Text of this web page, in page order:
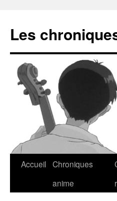
Les
Accueil Chroniques
anime